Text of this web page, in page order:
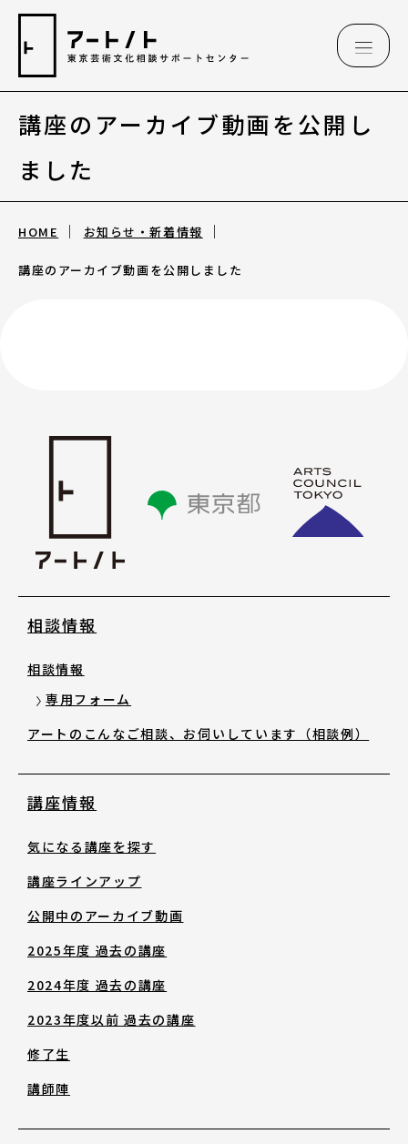
相談情報
専用フォーム
気になる講座を探す
講座ラインアップ
公開中のアーカイブ動画
2025年度 過去の講座
2023年度以前 過去の講座
修了生
お役立ち情報
講座のアーカイブ動画を公開し
ました
HOME お知らせ・新着情報
講座のアーカイブ動画を公開しました
相談情報
相談情報
専用フォーム
アートのこんなご相談、お伺いしています（相談例）
講座情報
気になる講座を探す
講座ラインアップ
公開中のアーカイブ動画
2025年度 過去の講座
2024年度 過去の講座
2023年度以前 過去の講座
修了生
講師陣